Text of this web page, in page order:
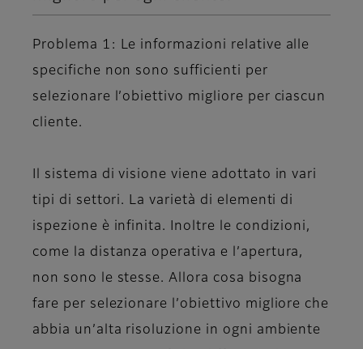
Problema 1: Le informazioni relative alle
specifiche non sono sufficienti per
selezionare l’obiettivo migliore per ciascun
cliente.
Il sistema di visione viene adottato in vari
tipi di settori. La varietà di elementi di
ispezione è infinita. Inoltre le condizioni,
come la distanza operativa e l’apertura,
non sono le stesse. Allora cosa bisogna
fare per selezionare l’obiettivo migliore che
abbia un’alta risoluzione in ogni ambiente